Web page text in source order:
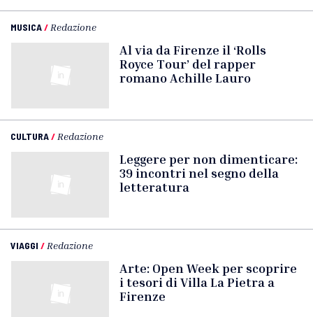
MUSICA/ Redazione
Al via da Firenze il ‘Rolls
Royce Tour’ del rapper
romano Achille Lauro
CULTURA/ Redazione
Leggere per non dimenticare:
39 incontri nel segno della
letteratura
VIAGGI / Redazione
Arte: Open Week per scoprire
i tesori di Villa La Pietra a
Firenze